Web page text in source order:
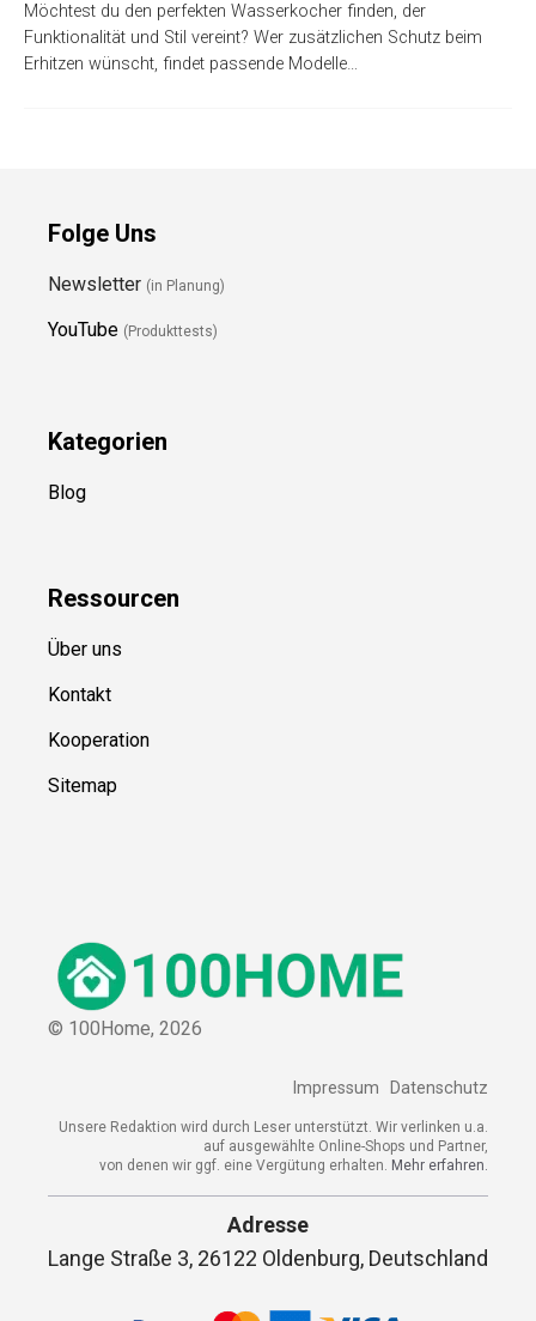
Möchtest du den perfekten Wasserkocher finden, der
Funktionalität und Stil vereint? Wer zusätzlichen Schutz beim
Erhitzen wünscht, findet passende Modelle…
Folge Uns
Newsletter (in Planung)
YouTube (Produkttests)
Kategorien
Blog
Ressourcen
Über uns
Kontakt
Kooperation
Sitemap
© 100Home, 2026
Impressum Datenschutz
Unsere Redaktion wird durch Leser unterstützt. Wir verlinken u.a.
auf ausgewählte Online-Shops und Partner,
von denen wir ggf. eine Vergütung erhalten. Mehr erfahren.
Adresse
Lange Straße 3, 26122 Oldenburg, Deutschland